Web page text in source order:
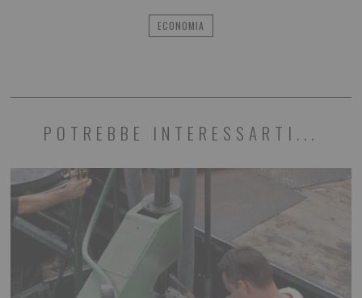
ECONOMIA
POTREBBE INTERESSARTI...